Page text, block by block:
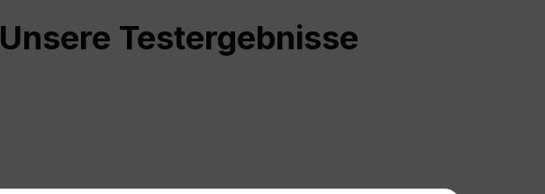
Unsere Testergebnisse